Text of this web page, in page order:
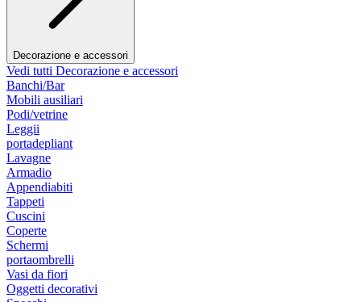
Decorazione e accessori
Vedi tutti Decorazione e accessori
Banchi/Bar
Mobili ausiliari
Podi/vetrine
Leggii
portadepliant
Lavagne
Armadio
Appendiabiti
Tappeti
Cuscini
Coperte
Schermi
portaombrelli
Vasi da fiori
Oggetti decorativi